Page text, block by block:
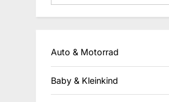
Auto & Motorrad
Baby & Kleinkind